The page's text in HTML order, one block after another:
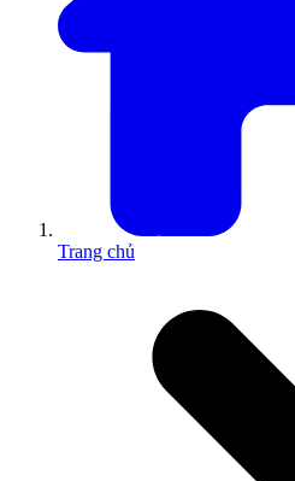
Trang chủ